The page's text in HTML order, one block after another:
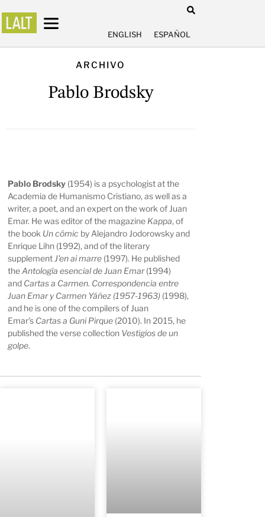
ENGLISH ESPAÑOL
ARCHIVO
Pablo Brodsky
Pablo Brodsky (1954) is a psychologist at the
Academia de Humanismo Cristiano, as well as a
writer, a poet, and an expert on the work of Juan
Emar. He was editor of the magazine Kappa, of
the book Un cómic by Alejandro Jodorowsky and
Enrique Lihn (1992), and of the literary
supplement J'en ai marre (1997). He published
theAntología esencial de Juan Emar(1994)
and Cartas a Carmen. Correspondencia entre
Juan Emar y Carmen Yáñez (1957-1963) (1998),
and he is one of the compilers of Juan
Emar's Cartas a Guni Pirque (2010). In 2015, he
published the verse collection Vestigios de un
golpe.